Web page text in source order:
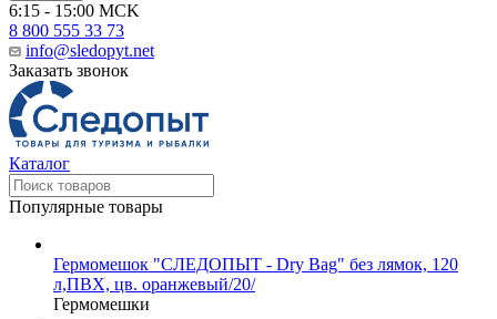
6:15 - 15:00 MCK
8 800 555 33 73
info@sledopyt.net
Заказать звонок
Каталог
Популярные товары
Гермомешок "СЛЕДОПЫТ - Dry Bag" без лямок, 120
л,ПВХ, цв. оранжевый/20/
Гермомешки